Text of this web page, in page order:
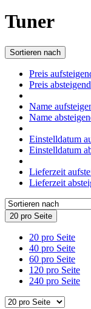
Tuner
Sortieren nach
Preis
Preis absteigend
Name
Name
Einstelldatum
Einstelldatum
Lieferzeit
Lieferzeit
20 pro Seite
20 pro Seite
40 pro Seite
60 pro Seite
120 pro Seite
240 pro Seite